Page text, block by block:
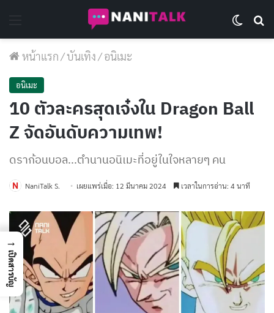
หน้าแรก/บันเทิง/อนิเมะ
อนิเมะ
10 ตัวละครสุดเจ๋งใน Dragon Ball
Z จัดอันดับความเทพ!
ดราก้อนบอล...ตำนานอนิเมะที่อยู่ในใจหลายๆ คน
NaniTalk S. เผยแพร่เมื่อ: 12 มีนาคม 2024 เวลาในการอ่าน: 4 นาที
→
เปิดสารบัญ